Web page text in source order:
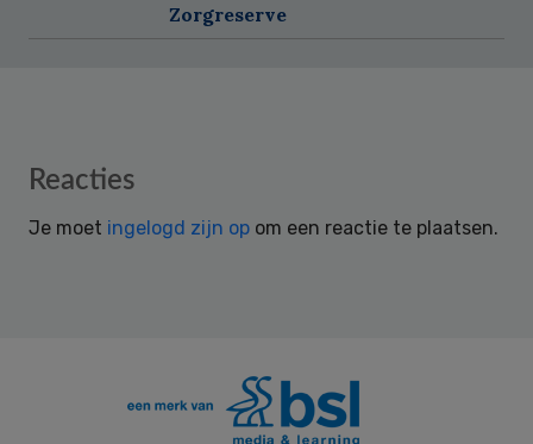
Zorgreserve
Reader
Reacties
Je moet ingelogd zijn op om een reactie te plaatsen.